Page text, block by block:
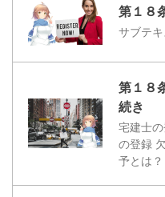
第１８
サブテキ
第１８
続き
宅建士
の登録
予とは？